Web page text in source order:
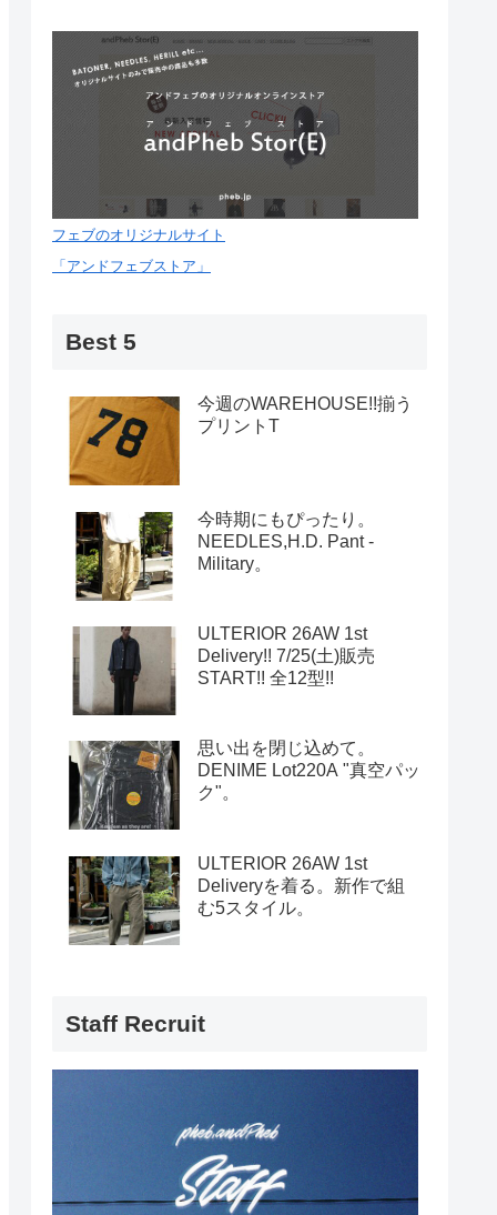
フェブのオリジナルサイト
「アンドフェブストア」
Best 5
今週のWAREHOUSE!!揃う
プリントT
今時期にもぴったり。
NEEDLES,H.D. Pant -
Military。
ULTERIOR 26AW 1st
Delivery!! 7/25(土)販売
START!! 全12型!!
思い出を閉じ込めて。
DENIME Lot220A "真空パッ
ク"。
ULTERIOR 26AW 1st
Deliveryを着る。新作で組
む5スタイル。
Staff Recruit